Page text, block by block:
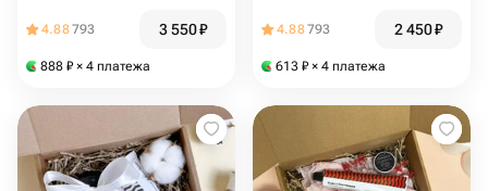
4.88793 3 550₽
888 ₽ × 4 платежа
4.88793 2 450₽
613 ₽ × 4 платежа